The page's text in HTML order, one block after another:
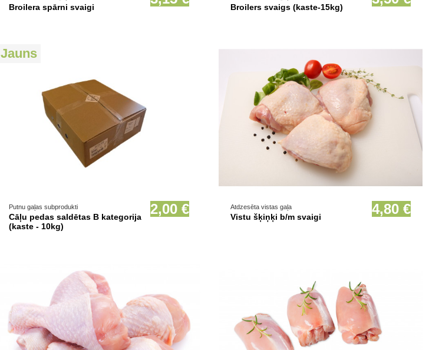
Broilera spārni svaigi Broilers svaigs (kaste-15kg)
Jauns
Putnu gaļas subprodukti
Cāļu pedas saldētas B kategorija
(kaste - 10kg)
2,00 €
Prece pieejama opcionāli
Atdzesēta vistas gaļa
Vistu šķiņķi b/m svaigi
4,80 €